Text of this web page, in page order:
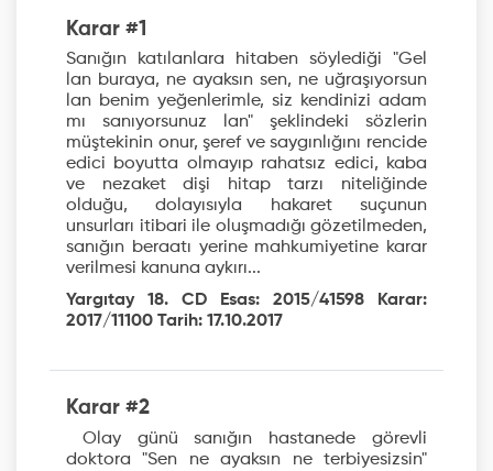
Karar #1
Sanığın katılanlara hitaben söylediği "Gel
lan buraya, ne ayaksın sen, ne uğraşıyorsun
lan benim yeğenlerimle, siz kendinizi adam
mı sanıyorsunuz lan" şeklindeki sözlerin
müştekinin onur, şeref ve saygınlığını rencide
edici boyutta olmayıp rahatsız edici, kaba
ve nezaket dişi hitap tarzı niteliğinde
olduğu, dolayısıyla hakaret suçunun
unsurları itibari ile oluşmadığı gözetilmeden,
sanığın beraatı yerine mahkumiyetine karar
verilmesi kanuna aykırı...
Yargıtay 18. CD Esas: 2015/41598 Karar:
2017/11100 Tarih: 17.10.2017
Karar #2
Olay günü sanığın hastanede görevli
doktora "Sen ne ayaksın ne terbiyesizsin"